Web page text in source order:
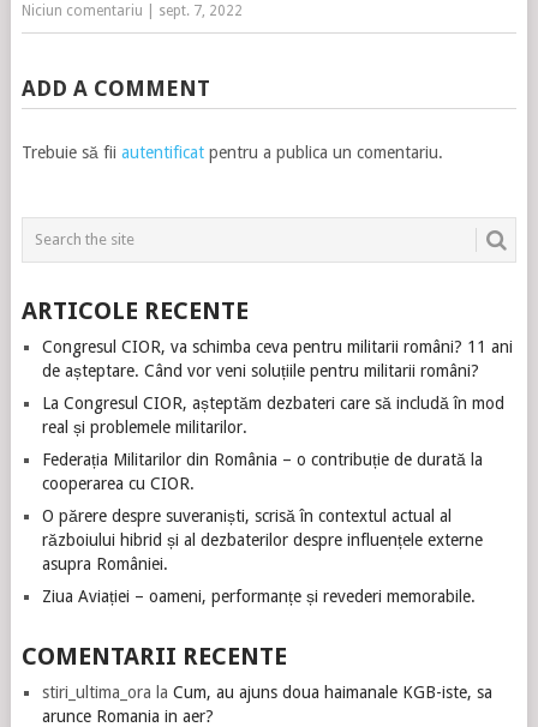
Niciun comentariu sept. 7, 2022
ADD A COMMENT
Trebuie să fii autentificatpentru a publica un comentariu.
ARTICOLE RECENTE
Congresul CIOR, va schimba ceva pentru militarii români? 11 ani
de așteptare. Când vor veni soluțiile pentru militarii români?
La Congresul CIOR, așteptăm dezbateri care să includă în mod
real și problemele militarilor.
Federația Militarilor din România – o contribuție de durată la
cooperarea cu CIOR.
O părere despre suveraniști, scrisă în contextul actual al
războiului hibrid și al dezbaterilor despre influențele externe
asupra României.
Ziua Aviației – oameni, performanțe și revederi memorabile.
COMENTARII RECENTE
stiri_ultima_ora la Cum, au ajuns doua haimanale KGB-iste, sa
arunce Romania in aer?